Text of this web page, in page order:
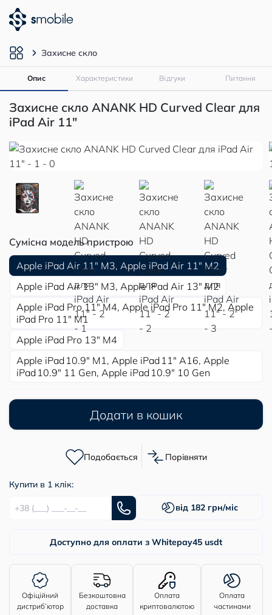
Захисне скло
Опис Характеристики Відгуки Питання
Захисне скло ANANK HD Curved Clear для
iPad Air 11"
Сумісна модель пристрою
Apple iPad Air 11″ M3, Apple iPad Air 11″ M2
Apple iPad Air 13″ M3, Apple iPad Air 13″ M2
Apple iPad Pro 11″ M4, Apple iPad Pro 11″ M2, Apple
iPad Pro 11″ M1
Apple iPad Pro 13″ M4
Apple iPad 10.9″ M1, Apple iPad 11″ А16, Apple
iPad 10.9″ 11 Gen, Apple iPad 10.9″ 10 Gen
Додати в кошик
Подобається Порівняти
Купити в 1 клік:
від 182 грн/міс
Доступно для оплати з Whitepay45 usdt
Офіційний
дистриб’ютор
Безкоштовна
доставка
Оплата
криптовалютою
Оплата
частинами